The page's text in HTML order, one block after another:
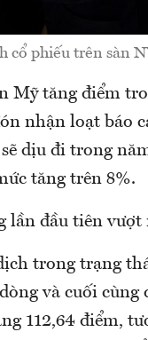
cổ phiếu trên sàn
Mỹ tăng điểm
nhận loạt báo
dịu đi trong
tăng trên 8%.
lần đầu tiên vượt
trong trạng
và cuối
112,64 điểm,